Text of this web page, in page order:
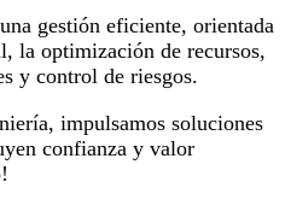
gestión eficiente, orientada
la optimización de recursos,
y control de riesgos.
impulsamos soluciones
confianza y valor